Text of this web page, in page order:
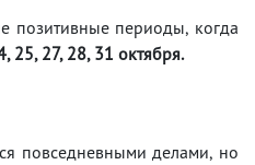
позитивные периоды, когда
25, 27, 28, 31 октября.
повседневными делами, но